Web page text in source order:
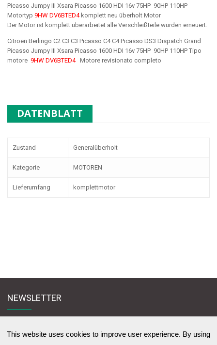
Picasso Jumpy III Xsara Picasso 1600 HDI 16v 75HP 90HP 110HP
Motortyp 9HW DV6BTED4 komplett neu überholt Motor
Der Motor ist komplett überarbeitet alle Verschleißteile wurden erneuert.
Citroen Berlingo C2 C3 C3 Picasso C4 C4 Picasso DS3 Dispatch Grand
Picasso Jumpy III Xsara Picasso 1600 HDI 16v 75HP 90HP 110HP Tipo
motore 9HW DV6BTED4 Motore revisionato completo
DATENBLATT
Zustand Generalüberholt
Kategorie MOTOREN
Lieferumfang komplettmotor
NEWSLETTER
This website uses cookies to improve user experience. By using